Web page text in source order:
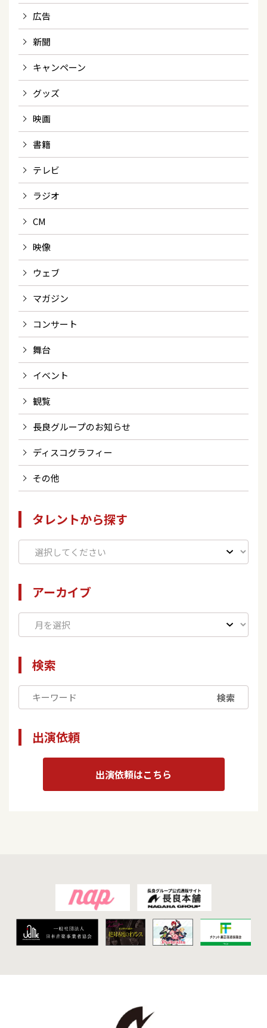
広告
新聞
キャンペーン
グッズ
映画
書籍
テレビ
ラジオ
CM
映像
ウェブ
マガジン
コンサート
舞台
イベント
観覧
長良グループのお知らせ
ディスコグラフィー
その他
タレントから探す
アーカイブ
検索
検索
出演依頼
出演依頼はこちら